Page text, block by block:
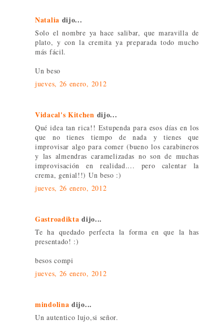
Natalia dijo...
Solo el nombre ya hace salibar, que maravilla de
plato, y con la cremita ya preparada todo mucho
más fácil.
Un beso
jueves, 26 enero, 2012
Vidacal's Kitchen dijo...
Qué idea tan rica!! Estupenda para esos días en los
que no tienes tiempo de nada y tienes que
improvisar algo para comer (bueno los carabineros
y las almendras caramelizadas no son de muchas
improvisación en realidad.... pero calentar la
crema, genial!!) Un beso :)
jueves, 26 enero, 2012
Gastroadikta dijo...
Te ha quedado perfecta la forma en que la has
presentado! :)
besos compi
jueves, 26 enero, 2012
mindolina dijo...
Un autentico lujo,si señor.